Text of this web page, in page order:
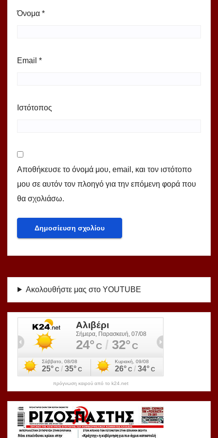
Όνομα *
Email *
Ιστότοπος
Αποθήκευσε το όνομά μου, email, και τον ιστότοπο
μου σε αυτόν τον πλοηγό για την επόμενη φορά που
θα σχολιάσω.
Ακολουθήστε μας στο YOUTUBE
πρόγνωση καιρού από το k24.net